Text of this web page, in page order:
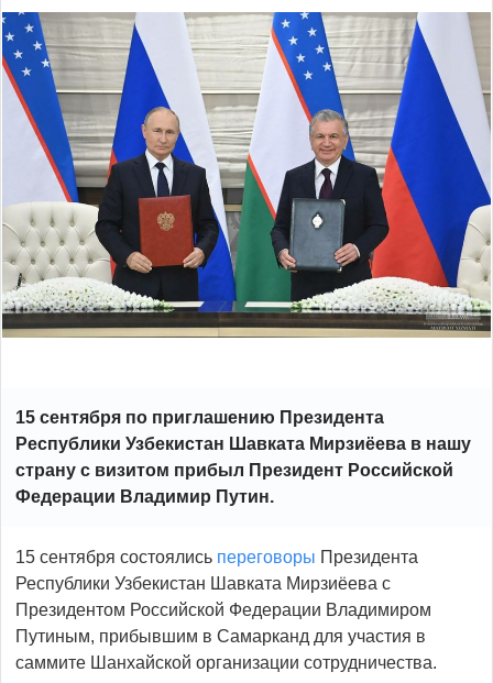
15 сентября по приглашению Президента
Республики Узбекистан Шавката Мирзиёева в нашу
страну с визитом прибыл Президент Российской
Федерации Владимир Путин.
15 сентября состоялись переговоры Президента
Республики Узбекистан Шавката Мирзиёева с
Президентом Российской Федерации Владимиром
Путиным, прибывшим в Самарканд для участия в
саммите Шанхайской организации сотрудничества.